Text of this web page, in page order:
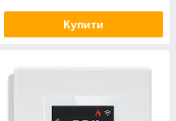
Купити